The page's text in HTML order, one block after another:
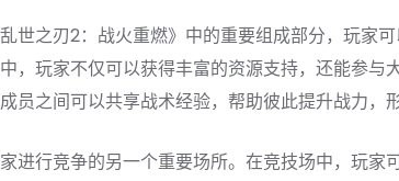
世之刃2：战火重燃》中的重要组成部分，玩家
，玩家不仅可以获得丰富的资源支持，还能参与
员之间可以共享战术经验，帮助彼此提升战力，
进行竞争的另一个重要场所。在竞技场中，玩家